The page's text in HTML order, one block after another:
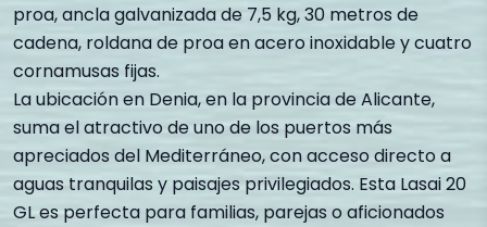
proa, ancla galvanizada de 7,5 kg, 30 metros de
cadena, roldana de proa en acero inoxidable y cuatro
cornamusas fijas.
La ubicación en Denia, en la provincia de Alicante,
suma el atractivo de uno de los puertos más
apreciados del Mediterráneo, con acceso directo a
aguas tranquilas y paisajes privilegiados. Esta Lasai 20
GL es perfecta para familias, parejas o aficionados